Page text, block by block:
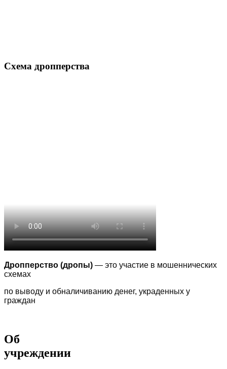
Схема дропперства
Дропперство (дропы) — это участие в мошеннических
схемах
по выводу и обналичиванию денег, украденных у
граждан
Об
учреждении